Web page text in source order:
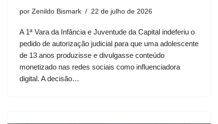
por Zenildo Bismark 22 de julho de 2026
A 1ª Vara da Infância e Juventude da Capital indeferiu o
pedido de autorização judicial para que uma adolescente
de 13 anos produzisse e divulgasse conteúdo
monetizado nas redes sociais como influenciadora
digital. A decisão…